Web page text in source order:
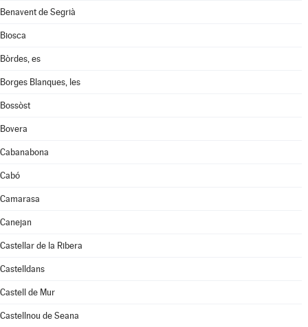
Benavent de Segrià
Biosca
Bòrdes, es
Borges Blanques, les
Bossòst
Bovera
Cabanabona
Cabó
Camarasa
Canejan
Castellar de la Ribera
Castelldans
Castell de Mur
Castellnou de Seana